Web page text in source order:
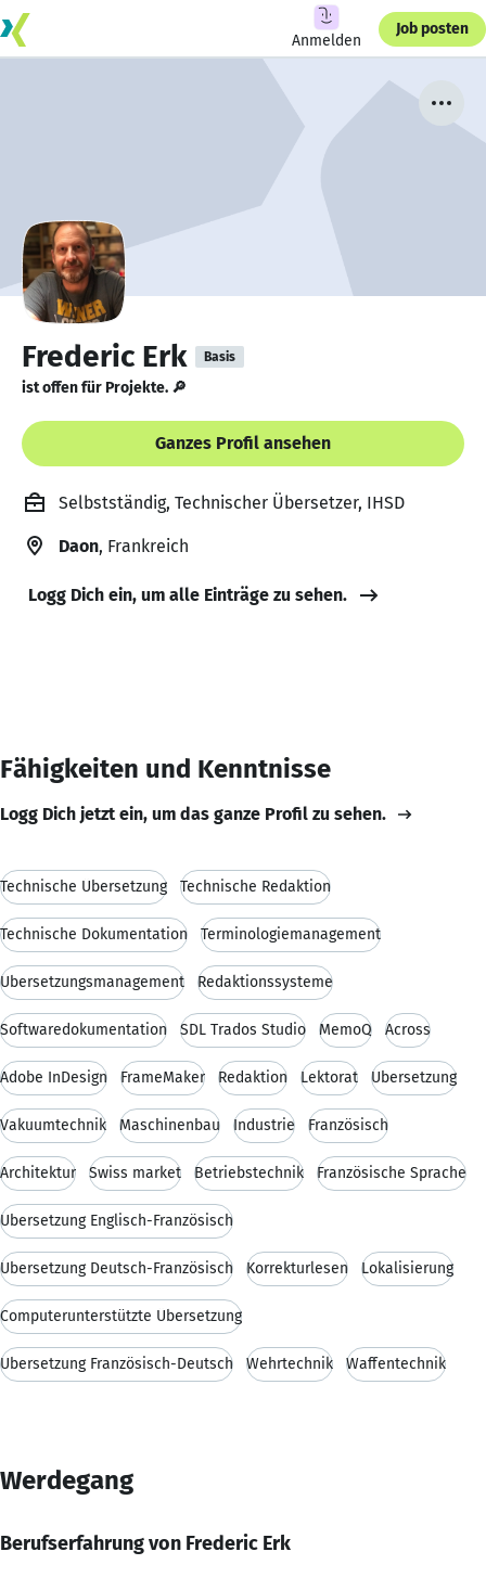
Anmelden
Job posten
Frederic Erk Basis
ist offen für Projekte. 🔎
Ganzes Profil ansehen
Selbstständig, Technischer Übersetzer, IHSD
Daon, Frankreich
Logg Dich ein, um alle Einträge zu sehen.
Fähigkeiten und Kenntnisse
Logg Dich jetzt ein, um das ganze Profil zu sehen.
Technische Übersetzung Technische Redaktion
Technische Dokumentation Terminologiemanagement
Übersetzungsmanagement Redaktionssysteme
Softwaredokumentation SDL Trados Studio MemoQ Across
Adobe InDesign FrameMaker Redaktion Lektorat Übersetzung
Vakuumtechnik Maschinenbau Industrie Französisch
Architektur Swiss market Betriebstechnik Französische Sprache
Übersetzung Englisch-Französisch
Übersetzung Deutsch-Französisch Korrekturlesen Lokalisierung
Computerunterstützte Übersetzung
Übersetzung Französisch-Deutsch Wehrtechnik Waffentechnik
Werdegang
Berufserfahrung von Frederic Erk